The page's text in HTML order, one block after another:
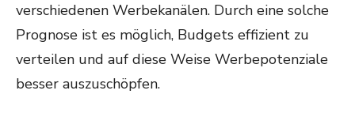
verschiedenen Werbekanälen. Durch eine solche
Prognose ist es möglich, Budgets effizient zu
verteilen und auf diese Weise Werbepotenziale
besser auszuschöpfen.